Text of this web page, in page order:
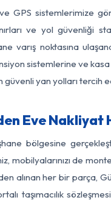
GPS sistemlerimize
ve yol
varış noktasına
sistemlerine ve
yan yolları tercih
Eve Nakliyat
bölgesine
de
alınan her bir parça,
taşımacılık